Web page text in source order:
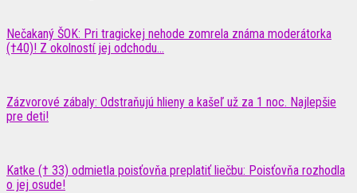
Nečakaný ŠOK: Pri tragickej nehode zomrela známa moderátorka
(†40)! Z okolností jej odchodu...
Zázvorové zábaly: Odstraňujú hlieny a kašeľ už za 1 noc. Najlepšie
pre deti!
Katke († 33) odmietla poisťovňa preplatiť liečbu: Poisťovňa rozhodla
o jej osude!